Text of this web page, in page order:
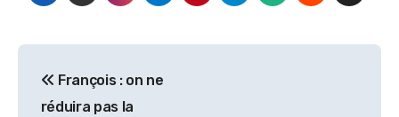
de
François : on ne
réduira pas la